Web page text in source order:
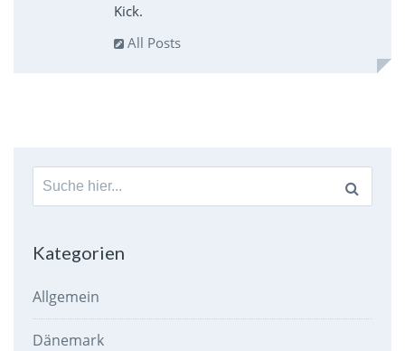
Kick.
All Posts
Suche
nach:
Kategorien
Allgemein
Dänemark